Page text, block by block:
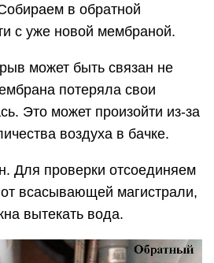
в обратной
с уже новой мембраной.
может быть связан не
потеряла свои
Это может произойти из-за
воздуха в бачке.
Для проверки отсоединяем
всасывающей магистрали,
вытекать вода.